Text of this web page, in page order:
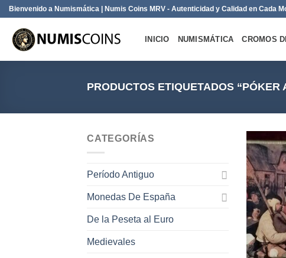
Saltar
contenido
Bienvenido a Numismática | Numis Coins MRV - Autenticidad y Calidad en Cada
INICIO NUMISMÁTICA CROMOS
PRODUCTOS ETIQUETADOS “PÓKER
CATEGORÍAS
Período Antiguo
Monedas De España
De la Peseta al Euro
Medievales